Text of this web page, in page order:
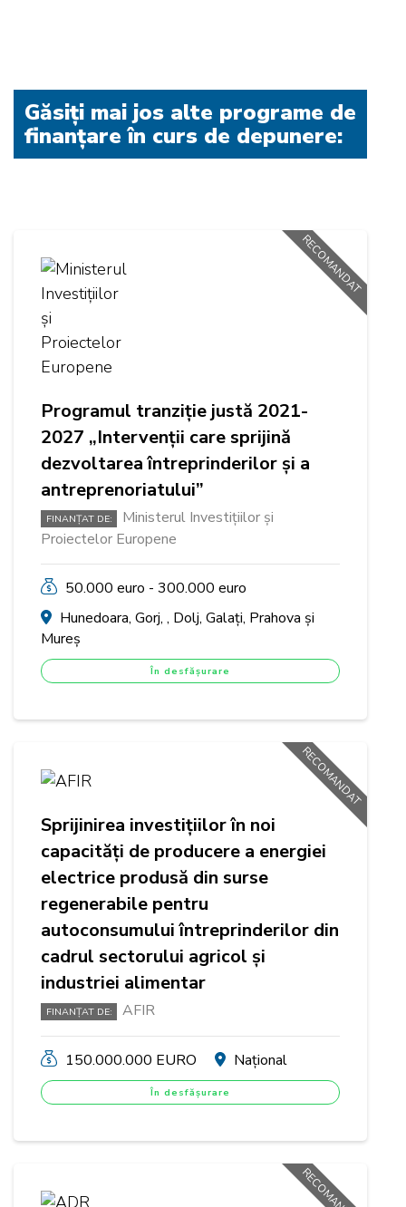
Găsiți mai jos alte programe de
finanțare în curs de depunere:
Programul tranziție justă 2021-
2027 „Intervenții care sprijină
dezvoltarea întreprinderilor și a
antreprenoriatului”
FINANȚAT DE:
Ministerul Investițiilor și
Proiectelor Europene
50.000 euro - 300.000 euro
Hunedoara, Gorj, , Dolj, Galați, Prahova și
Mureș
În desfășurare
RECOMANDAT
Sprijinirea investițiilor în noi
capacități de producere a energiei
electrice produsă din surse
regenerabile pentru
autoconsumului întreprinderilor din
cadrul sectorului agricol și
industriei alimentar
FINANȚAT DE: AFIR
150.000.000 EURO Național
În desfășurare
RECOMANDAT